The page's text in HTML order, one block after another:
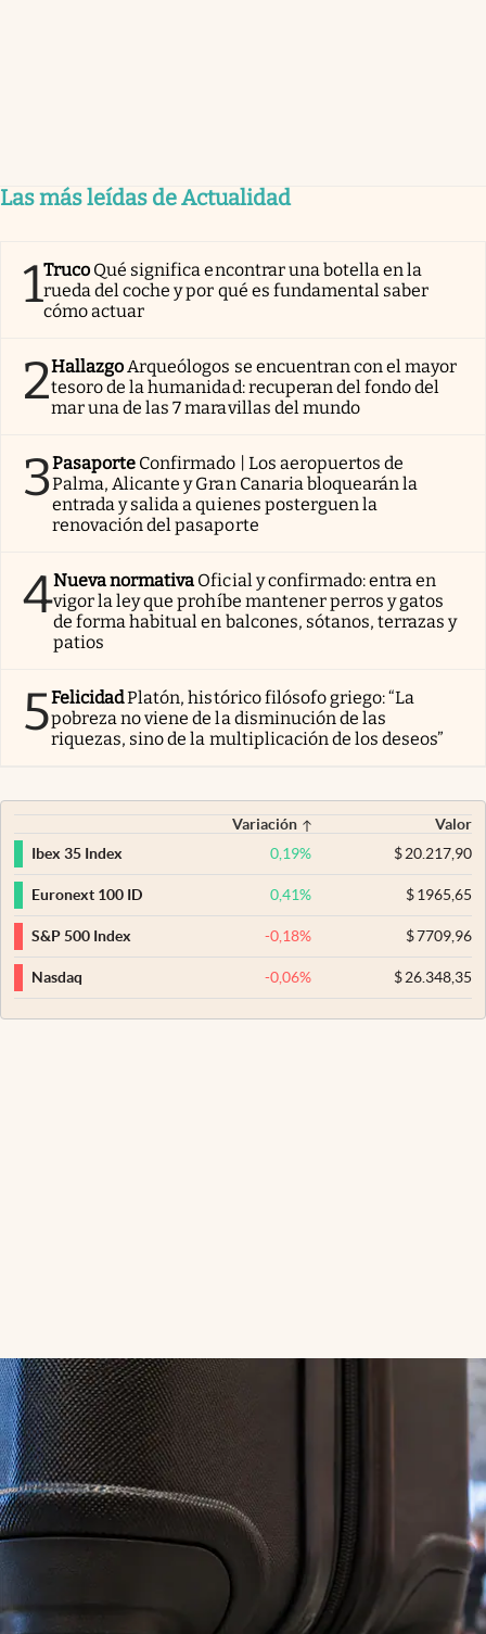
Las más leídas de Actualidad
1Truco Qué significa encontrar una botella en la
rueda del coche y por qué es fundamental saber
cómo actuar
2Hallazgo Arqueólogos se encuentran con el mayor
tesoro de la humanidad: recuperan del fondo del
mar una de las 7 maravillas del mundo
3Pasaporte Confirmado | Los aeropuertos de
Palma, Alicante y Gran Canaria bloquearán la
entrada y salida a quienes posterguen la
renovación del pasaporte
4Nueva normativa Oficial y confirmado: entra en
vigor la ley que prohíbe mantener perros y gatos
de forma habitual en balcones, sótanos, terrazas y
patios
5FelicidadPlatón, histórico filósofo griego: “La
pobreza no viene de la disminución de las
riquezas, sino de la multiplicación de los deseos”
Variación
Valor
Ibex 35 Index
0,19% $20.217,90
Euronext 100 ID 0,41% $1965,65
S&P 500 Index -0,18% $7709,96
Nasdaq -0,06% $26.348,35